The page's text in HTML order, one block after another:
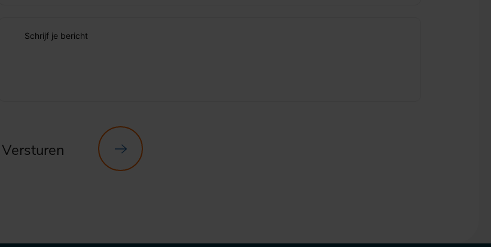
Schrijf je bericht
Versturen